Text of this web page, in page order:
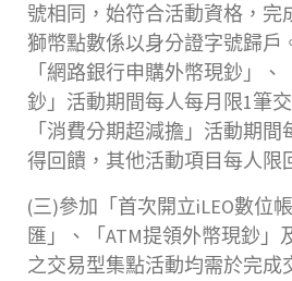
號相同，始符合活動資格，完
獅幣點數係以身分證字號歸戶
「網路銀行申購外幣現鈔」、
鈔」活動期間每人每月限1筆
「消費分期超減擔」活動期
得回饋，其他活動項目每人限
(三)參加「首次開立iLEO數位
匯」、「ATM提領外幣現鈔」
之交易型集點活動均需於完成